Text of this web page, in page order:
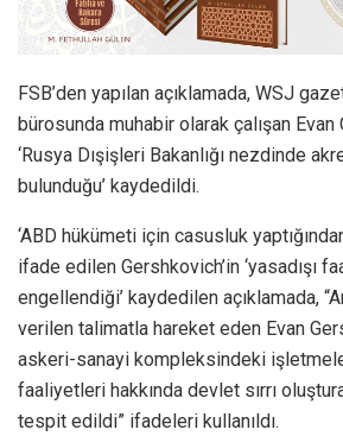
FSB’den yapılan açıklamada, WSJ
bürosunda muhabir olarak çalışan Evan
‘Rusya Dışişleri Bakanlığı nezdinde
bulunduğu’ kaydedildi.
‘ABD hükümeti için casusluk
ifade edilen Gershkovich’in ‘yasadışı
engellendiği’ kaydedilen açıklamada,
verilen talimatla hareket eden Evan
askeri-sanayi kompleksindeki
faaliyetleri hakkında devlet sırrı
tespit edildi” ifadeleri kullanıldı.